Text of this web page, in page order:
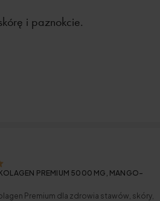
i paznokcie.
PREMIUM 5000 MG, MANGO-
Premium dla zdrowia stawów, skóry,